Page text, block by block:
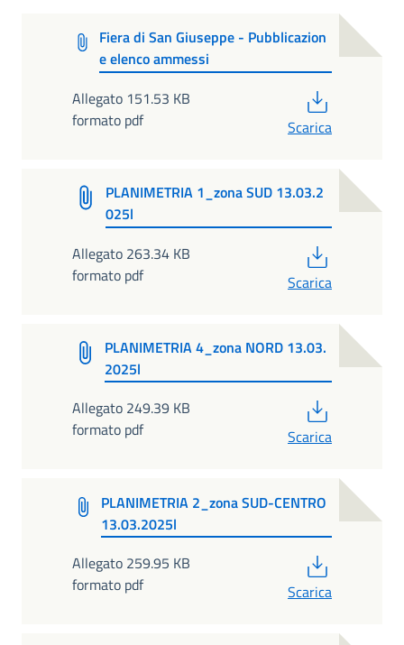
Fiera di San Giuseppe - Pubblicazion
e elenco ammessi
Allegato 151.53 KB
formato pdf
Scarica
PLANIMETRIA 1_zona SUD 13.03.2
025l
Allegato 263.34 KB
formato pdf
Scarica
PLANIMETRIA 4_zona NORD 13.03.
2025l
Allegato 249.39 KB
formato pdf
Scarica
PLANIMETRIA 2_zona SUD-CENTRO
13.03.2025l
Allegato 259.95 KB
formato pdf
Scarica